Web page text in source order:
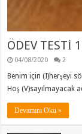
ÖDEV TESTİ
04/08/2020 2
Benim için (I)herşeyi
Hoş (V)sayılmayacak
Devamını Oku »